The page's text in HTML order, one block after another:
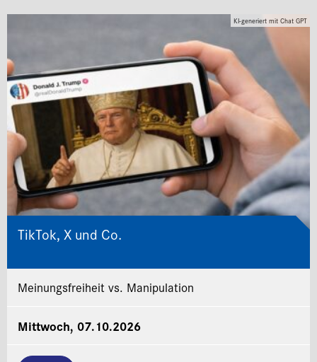
KI-generiert mit Chat GPT
TikTok, X und Co.
Meinungsfreiheit vs. Manipulation
Mittwoch, 07.10.2026